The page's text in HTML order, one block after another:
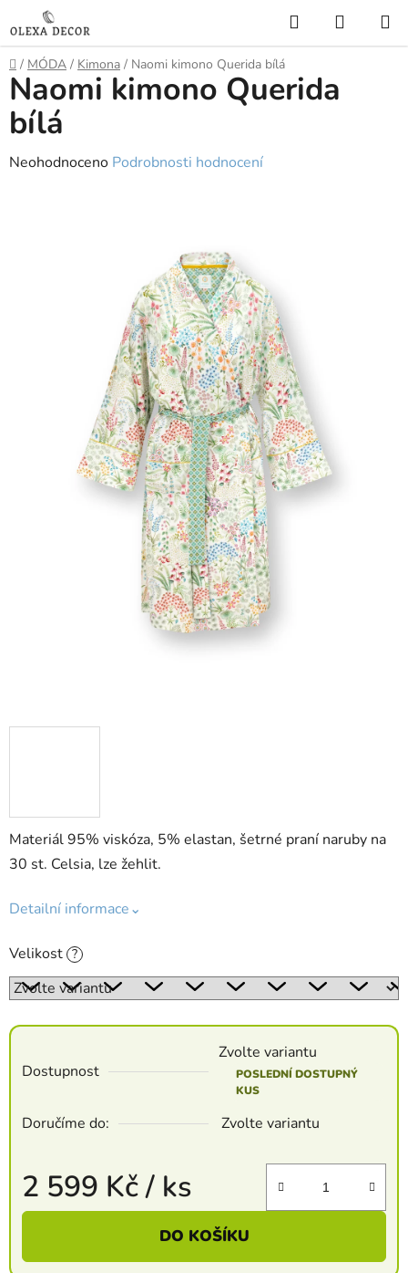
na
obsah
Hledat
KOŠÍK
Domů
/ MÓDA / Kimona / Naomi kimono Querida bílá
Materiál 95% viskóza, 5% elastan, šetrné praní naruby na
30 st. Celsia, lze žehlit.
Detailní informace⌄
Velikost ?
Dostupnost
Zvolte variantu
POSLEDNÍ DOSTUPNÝ
KUS
Doručíme do: Zvolte variantu
2 599 Kč/ ks
Měrná cena:
DO KOŠÍKU
Naomi kimono Querida
bílá
Průměrné
Neohodnoceno Podrobnosti hodnocení